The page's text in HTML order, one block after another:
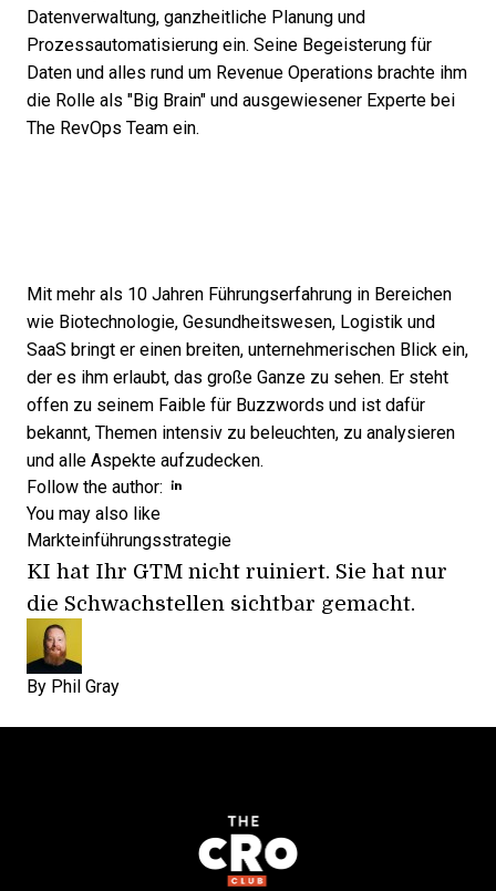
Datenverwaltung, ganzheitliche Planung und
Prozessautomatisierung ein. Seine Begeisterung für
Daten und alles rund um Revenue Operations brachte ihm
die Rolle als "Big Brain" und ausgewiesener Experte bei
The RevOps Team ein.
Mit mehr als 10 Jahren Führungserfahrung in Bereichen
wie Biotechnologie, Gesundheitswesen, Logistik und
SaaS bringt er einen breiten, unternehmerischen Blick ein,
der es ihm erlaubt, das große Ganze zu sehen. Er steht
offen zu seinem Faible für Buzzwords und ist dafür
bekannt, Themen intensiv zu beleuchten, zu analysieren
und alle Aspekte aufzudecken.
Follow the author: Opens new window
You may also like
Markteinführungsstrategie
KI hat Ihr GTM nicht ruiniert. Sie hat nur
die Schwachstellen sichtbar gemacht.
By Phil Gray